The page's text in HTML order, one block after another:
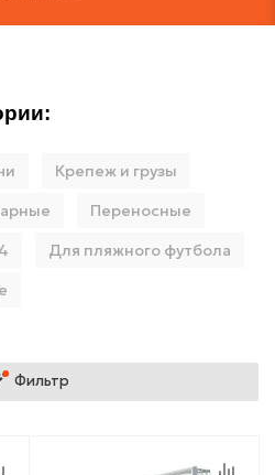
Крепеж и грузы
Переносные
Для пляжного футбола
Фильтр